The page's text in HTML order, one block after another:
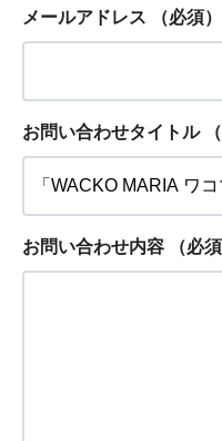
メールアドレス （必須）
お問い合わせタイトル
お問い合わせ内容 （必須